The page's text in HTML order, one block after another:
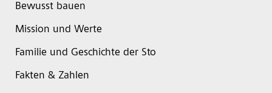
Bewusst bauen
Mission und Werte
Familie und Geschichte der Sto
Fakten & Zahlen